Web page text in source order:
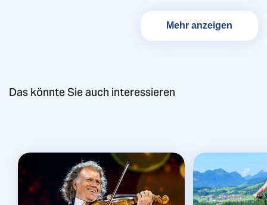
Mehr anzeigen
Das könnte Sie auch interessieren